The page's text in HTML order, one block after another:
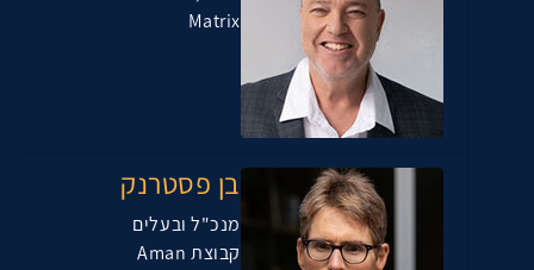
Matrix
בן פסטרנק
מנכ"ל ובעלים
קבוצת Aman